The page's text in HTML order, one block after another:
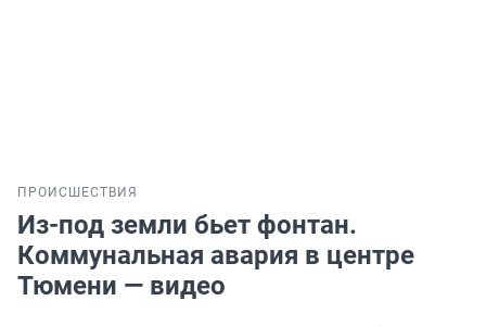
ПРОИСШЕСТВИЯ
Из-под земли бьет фонтан.
Коммунальная авария в центре
Тюмени — видео